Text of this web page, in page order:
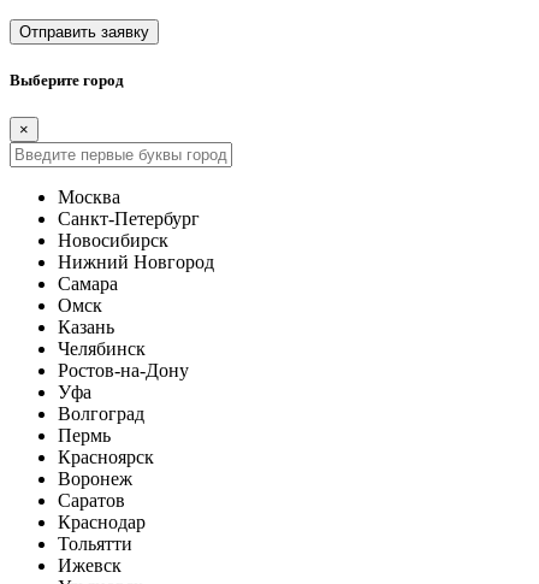
Отправить заявку
Выберите город
×
Москва
Санкт-Петербург
Новосибирск
Нижний Новгород
Самара
Омск
Казань
Челябинск
Ростов-на-Дону
Уфа
Волгоград
Пермь
Красноярск
Воронеж
Саратов
Краснодар
Тольятти
Ижевск